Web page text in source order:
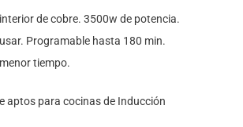
de cobre. 3500w de potencia.
Programable hasta 180 min.
tiempo.
aptos para cocinas de Inducción